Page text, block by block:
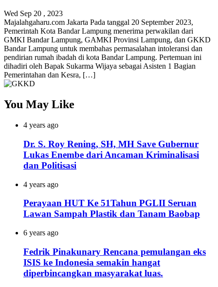
Wed Sep 20 , 2023
Majalahgaharu.com Jakarta Pada tanggal 20 September 2023,
Pemerintah Kota Bandar Lampung menerima perwakilan dari
GMKI Bandar Lampung, GAMKI Provinsi Lampung, dan GKKD
Bandar Lampung untuk membahas permasalahan intoleransi dan
pendirian rumah ibadah di kota Bandar Lampung. Pertemuan ini
dihadiri oleh Bapak Sukarma Wijaya sebagai Asisten 1 Bagian
Pemerintahan dan Kesra, […]
You May Like
4 years ago
Dr. S. Roy Rening, SH, MH Save Gubernur
Lukas Enembe dari Ancaman Kriminalisasi
dan Politisasi
4 years ago
Perayaan HUT Ke 51Tahun PGLII Seruan
Lawan Sampah Plastik dan Tanam Baobap
6 years ago
Fedrik Pinakunary Rencana pemulangan eks
ISIS ke Indonesia semakin hangat
diperbincangkan masyarakat luas.